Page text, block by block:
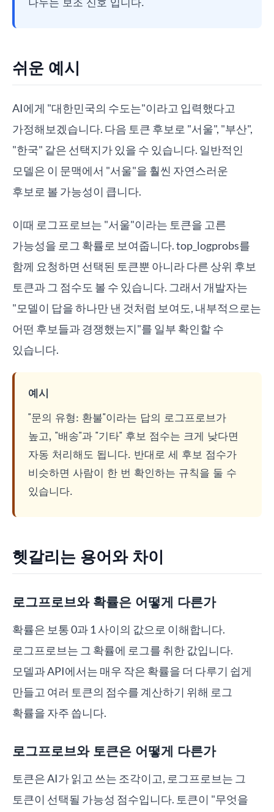
쉬운 예시
AI에게 "대한민국의 수도는"이라고 입력했다고
가정해보겠습니다. 다음 토큰 후보로 "서울", "부산",
"한국" 같은 선택지가 있을 수 있습니다. 일반적인
모델은 이 문맥에서 "서울"을 훨씬 자연스러운
후보로 볼 가능성이 큽니다.
이때 로그프로브는 "서울"이라는 토큰을 고른
가능성을 로그 확률로 보여줍니다. top_logprobs를
함께 요청하면 선택된 토큰뿐 아니라 다른 상위 후보
토큰과 그 점수도 볼 수 있습니다. 그래서 개발자는
"모델이 답을 하나만 낸 것처럼 보여도, 내부적으로는
어떤 후보들과 경쟁했는지"를 일부 확인할 수
있습니다.
예시
"문의 유형: 환불"이라는 답의 로그프로브가
높고, "배송"과 "기타" 후보 점수는 크게 낮다면
자동 처리해도 됩니다. 반대로 세 후보 점수가
비슷하면 사람이 한 번 확인하는 규칙을 둘 수
있습니다.
헷갈리는 용어와 차이
로그프로브와 확률은 어떻게 다른가
확률은 보통 0과 1 사이의 값으로 이해합니다.
로그프로브는 그 확률에 로그를 취한 값입니다.
모델과 API에서는 매우 작은 확률을 더 다루기 쉽게
만들고 여러 토큰의 점수를 계산하기 위해 로그
확률을 자주 씁니다.
로그프로브와 토큰은 어떻게 다른가
토큰은 AI가 읽고 쓰는 조각이고, 로그프로브는 그
토큰이 선택될 가능성 점수입니다. 토큰이 "무엇을